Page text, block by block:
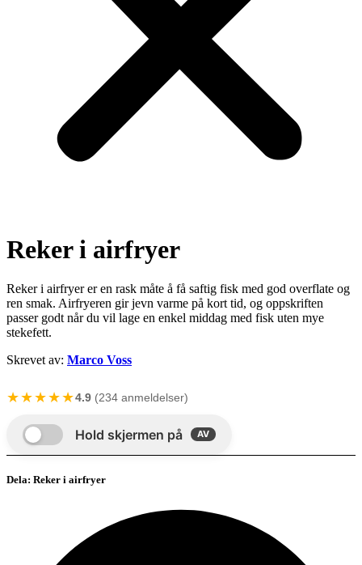
Reker i airfryer
Reker i airfryer er en rask måte å få saftig fisk med god overflate og
ren smak. Airfryeren gir jevn varme på kort tid, og oppskriften
passer godt når du vil lage en enkel middag med fisk uten mye
stekefett.
Skrevet av: Marco Voss
★★★★★4.9 (234 anmeldelser)
Dela: Reker i airfryer